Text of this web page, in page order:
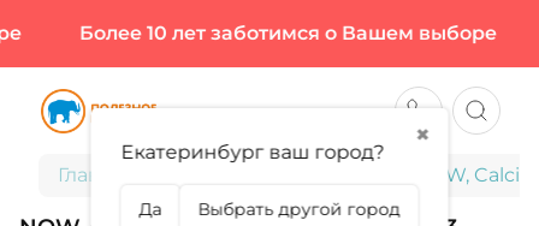
Более 10 лет заботимся о Вашем выборе
Главная NOW,
✖
Екатеринбург ваш город?
Да Выбрать другой город